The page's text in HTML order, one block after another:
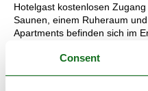
Hotelgast kostenlosen
Saunen, einem Ruheraum
Apartments befinden sich im
Präferenz buchen? Nehmen
Consent